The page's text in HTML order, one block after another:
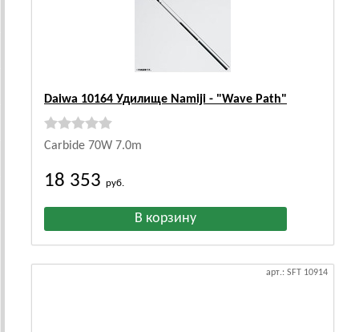
Daiwa 10164 Удилище Namiji - "Wave Path"
Carbide 70W 7.0m
18 353 руб.
арт.: SFT 10914